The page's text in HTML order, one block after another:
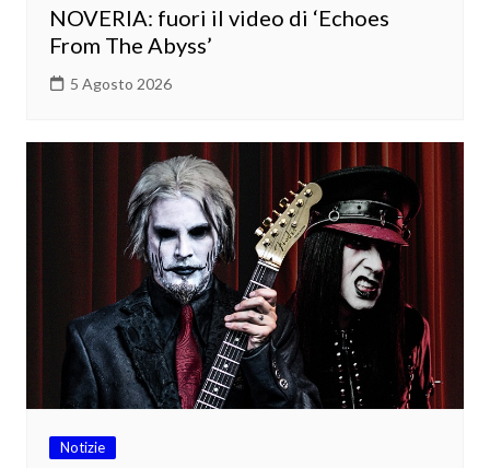
NOVERIA: fuori il video di ‘Echoes
From The Abyss’
5 Agosto 2026
Notizie